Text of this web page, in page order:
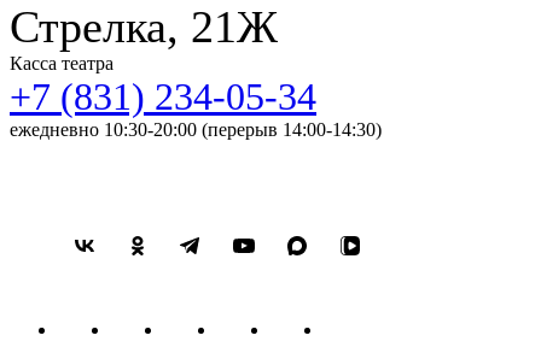
Стрелка, 21Ж
Касса театра
+7 (831) 234-05-34
ежедневно 10:30-20:00 (перерыв 14:00-14:30)